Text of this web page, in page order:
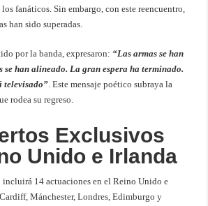
fanáticos. Sin embargo, con este reencuentro,
han sido superadas.
por la banda, expresaron: “Las armas se han
se han alineado. La gran espera ha terminado.
televisado”. Este mensaje poético subraya la
rodea su regreso.
Exclusivos
Unido e Irlanda
incluirá 14 actuaciones en el Reino Unido e
Mánchester, Londres, Edimburgo y